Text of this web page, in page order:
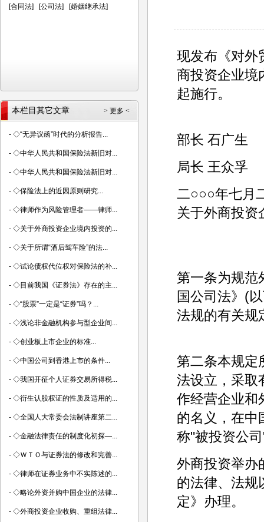
现发布《对外
商投资企业境
起施行。
部长 石广生
局长 王众孚
二○○○年七月
关于外商投资
第一条为规范
国公司法》(
法规的有关规
第二条本规定
法设立，采取
作经营企业和
的名义，在中
称"被投资公
外商投资举办
的法律、法规
定》办理。
[合同法] [公司法] [婚姻继承法]
> 更多 <
本栏目其它文章
- ◇“无异议函”时代的分析报告...
- ◇中华人民共和国保险法新旧对...
- ◇中华人民共和国保险法新旧对...
- ◇保险法上的近因原则研究...
- ◇律师作为风险管理者——律师...
- ◇关于外商投资企业境内投资的...
- ◇关于所谓“酒后驾车险”的法...
- ◇试论债权代位权对保险法的补...
- ◇目前我国《证券法》存在的主...
- ◇“股票”一定是“证券”吗？...
- ◇浅论非金融机构参与型企业间...
- ◇创业板上市企业的标准...
- ◇中国公司到香港上市的条件...
- ◇我国开征个人证券交易所得税...
- ◇衍生认股权证的性质及适用的...
- ◇全国人大常委会法制讲座第二...
- ◇金融法律责任的制度化初探—...
- ◇ＷＴＯ与证券法的修改和完善...
- ◇律师在证券业务中不实陈述的...
- ◇略论外资并购中国企业的法律...
- ◇外商投资企业收购、重组法律...